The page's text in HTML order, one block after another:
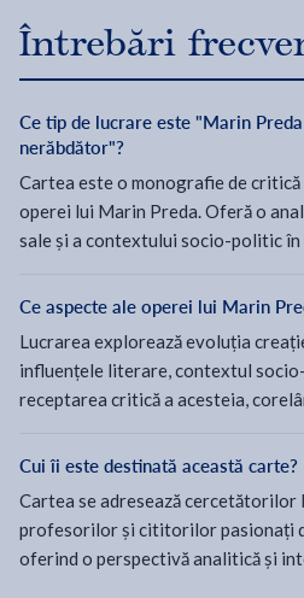
Întrebări
Ce tip de lucrare este "Marin
nerăbdător"?
Cartea este o monografie de
operei lui Marin Preda. Oferă o
sale și a contextului socio-politic în
Ce aspecte ale operei lui Marin
Lucrarea explorează evoluția
influențele literare, contextul
receptarea critică a acesteia,
Cui îi este destinată această carte?
Cartea se adresează
profesorilor și cititorilor pasionați
oferind o perspectivă analitică și